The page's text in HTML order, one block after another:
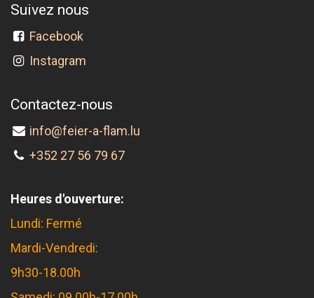
Suivez nous
Facebook
Instagram
Contactez-nous
info@feier-a-flam.lu
+352 27 56 79 67
Heures d'ouverture:
Lundi: Fermé
Mardi-Vendredi:
9h30-18.00h